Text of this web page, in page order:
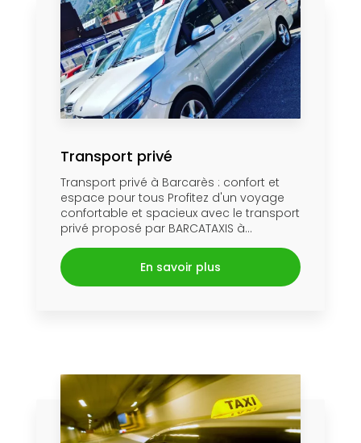
Transport privé
Transport privé à Barcarès : confort et
espace pour tous Profitez d'un voyage
confortable et spacieux avec le transport
privé proposé par BARCATAXIS à...
En savoir plus